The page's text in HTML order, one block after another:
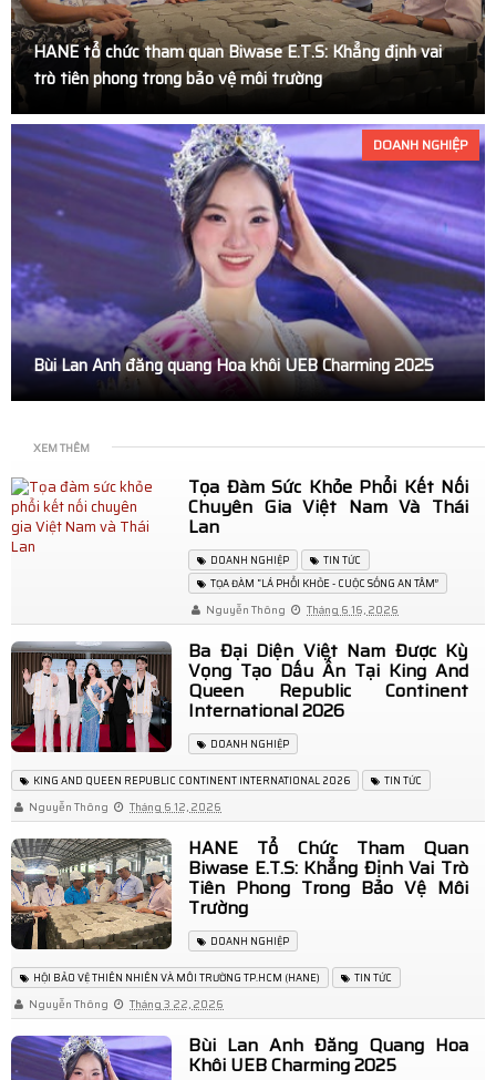
bản 2026
Phiên Chợ Từ Tâm Tại Đại Học KHXH&NV - ĐHQG
TP.HCM: Kết Nối Yêu Thương, Tiếp Sức Sinh Viên Vượt
Khó
Di Sản Spiral: Từ Áo Dài Như Ký Ức Đẹp Đến Áo Dài Như
Một Đời Sống Văn Hóa
Nhà Thiết Kế Sĩ Hoàng Lan Tỏa Thông Điệp Hồn Nhiên
Trong Thời Trang Trẻ Em Tại Casting Spring Tết Kid
Fashion Show
cho người bệnh?
Vedette Kim Hân ghi dấu ấn rực rỡ trên sàn diễn Ocean
Thương mại Việt Nam - Hoa Kỳ thúc đẩy mở rộng đối
thoại thương mại trong kỷ nguyên mới
UEB Voice Up 2025: Sân chơi MC & Debate lần đầu tiên
tại UEB khép lại với mùa giải bùng nổ
Chung kết MIC VÀNG SINH VIÊN 2025: Bùng nổ hơn khi
có 2 giám khảo Thuận Nguyễn và Trần Ngọc Vàng ngồi
ghế nóng
Nghệ sĩ Lan Chi - Trái tim thơ trên những phím đàn!
HANE tổ chức tham quan Biwase E.T.S: Khẳng định vai
trò tiên phong trong bảo vệ môi trường
DOANH NGHIỆP
Bùi Lan Anh đăng quang Hoa khôi UEB Charming 2025
XEM THÊM
Tọa Đàm Sức Khỏe Phổi Kết Nối
Chuyên Gia Việt Nam Và Thái
Lan
DOANH NGHIỆP
TIN TỨC
TỌA ĐÀM “LÁ PHỔI KHỎE - CUỘC SỐNG AN TÂM”
Nguyễn Thông Tháng 6 16, 2026
Ba Đại Diện Việt Nam Được Kỳ
Vọng Tạo Dấu Ấn Tại King And
Queen Republic Continent
International 2026
DOANH NGHIỆP
KING AND QUEEN REPUBLIC CONTINENT INTERNATIONAL 2026 TIN TỨC
Nguyễn Thông Tháng 6 12, 2026
HANE Tổ Chức Tham Quan
Biwase E.T.S: Khẳng Định Vai Trò
Tiên Phong Trong Bảo Vệ Môi
Trường
DOANH NGHIỆP
HỘI BẢO VỆ THIÊN NHIÊN VÀ MÔI TRƯỜNG TP.HCM (HANE) TIN TỨC
Nguyễn Thông Tháng 3 22, 2026
Bùi Lan Anh Đăng Quang Hoa
Khôi UEB Charming 2025